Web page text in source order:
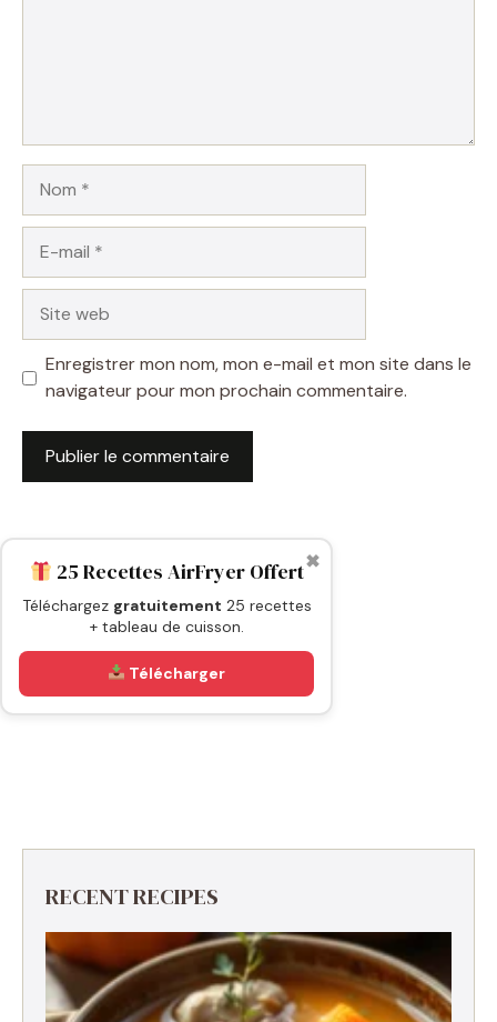
mail
web
Enregistrer mon nom, mon e-mail et mon site dans le
navigateur pour mon prochain commentaire.
✖
25 Recettes AirFryer Offert
Téléchargez gratuitement 25 recettes
+ tableau de cuisson.
Télécharger
RECENT RECIPES